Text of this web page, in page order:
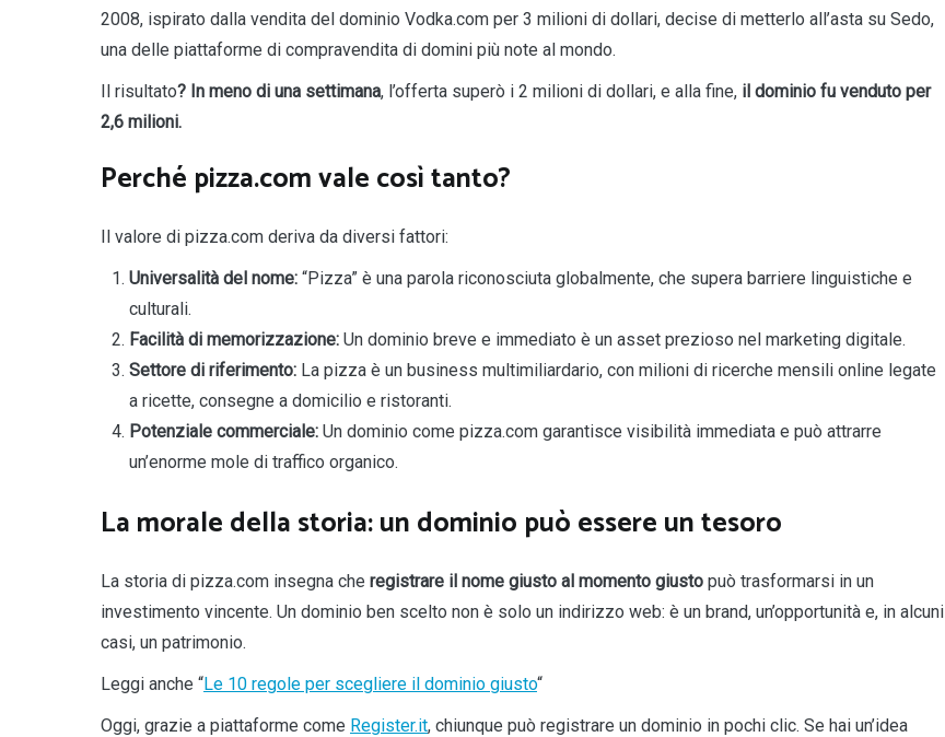
2008, ispirato dalla vendita del dominio Vodka.com per 3 milioni di dollari, decise di metterlo all’asta su Sedo,
una delle piattaforme di compravendita di domini più note al mondo.
Il risultato? In meno di una settimana, l’offerta superò i 2 milioni di dollari, e alla fine, il dominio fu venduto per
2,6 milioni.
Perché pizza.com vale così tanto?
Il valore di pizza.com deriva da diversi fattori:
Universalità del nome:“Pizza” è una parola riconosciuta globalmente, che supera barriere linguistiche e
culturali.
Facilità di memorizzazione:Un dominio breve e immediato è un asset prezioso nel marketing digitale.
Settore di riferimento:La pizza è un business multimiliardario, con milioni di ricerche mensili online legate
a ricette, consegne a domicilio e ristoranti.
Potenziale commerciale:Un dominio come pizza.com garantisce visibilità immediata e può attrarre
un’enorme mole di traffico organico.
La morale della storia: un dominio può essere un tesoro
La storia di pizza.com insegna che registrare il nome giusto al momento giusto può trasformarsi in un
investimento vincente. Un dominio ben scelto non è solo un indirizzo web: è un brand, un’opportunità e, in alcuni
casi, un patrimonio.
Leggi anche “Le 10 regole per scegliere il dominio giusto“
Oggi, grazie a piattaforme come Register.it, chiunque può registrare un dominio in pochi clic. Se hai un’idea